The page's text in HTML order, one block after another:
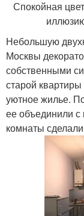
Спокойная
Небольшую
Москвы
собственными
старой
уютное жилье.
ее объединили с
комнаты